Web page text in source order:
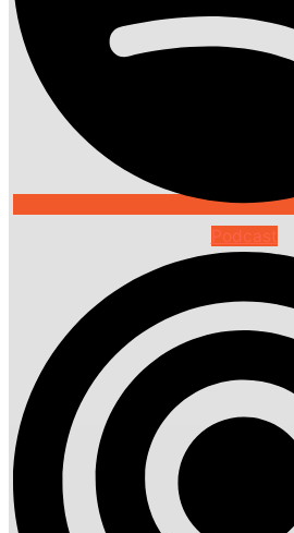
Podcast